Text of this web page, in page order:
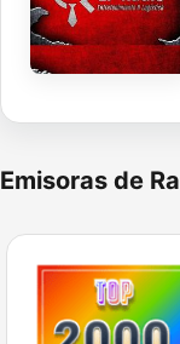
Emisoras de